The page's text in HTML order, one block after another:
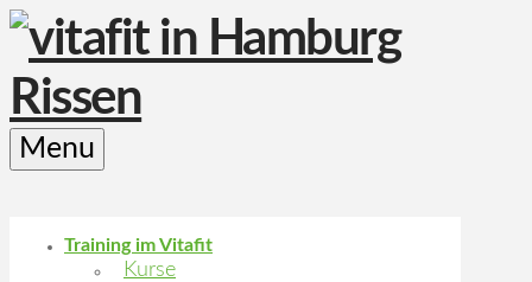
Menu
Training im Vitafit
Kurse